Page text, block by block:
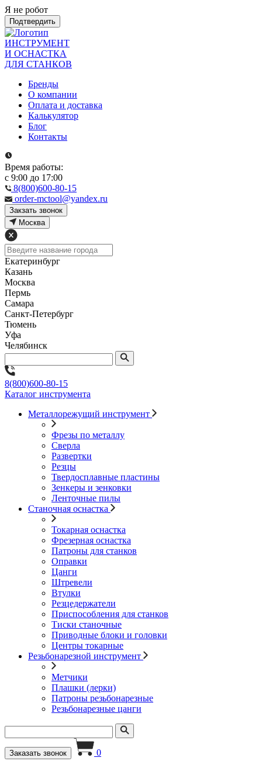
Я не робот
Подтвердить
ИНСТРУМЕНТ
И ОСНАСТКА
ДЛЯ СТАНКОВ
Бренды
О компании
Оплата и доставка
Калькулятор
Блог
Контакты
Время работы:
с 9:00 до 17:00
8(800)600-80-15
order-mctool@yandex.ru
Закзать звонок
Москва
Екатеринбург
Казань
Москва
Пермь
Самара
Санкт-Петербург
Тюмень
Уфа
Челябинск
8(800)600-80-15
Каталог инструмента
Металлорежущий инструмент
Фрезы по металлу
Сверла
Развертки
Резцы
Твердосплавные пластины
Зенкеры и зенковки
Ленточные пилы
Станочная оснастка
Токарная оснастка
Фрезерная оснастка
Патроны для станков
Оправки
Цанги
Штревели
Втулки
Резцедержатели
Приспособления для станков
Тиски станочные
Приводные блоки и головки
Центры токарные
Резьбонарезной инструмент
Метчики
Плашки (лерки)
Патроны резьбонарезные
Резьбонарезные цанги
Заказать звонок 0